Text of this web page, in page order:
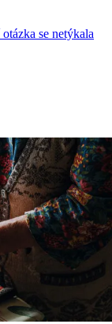
se netýkala